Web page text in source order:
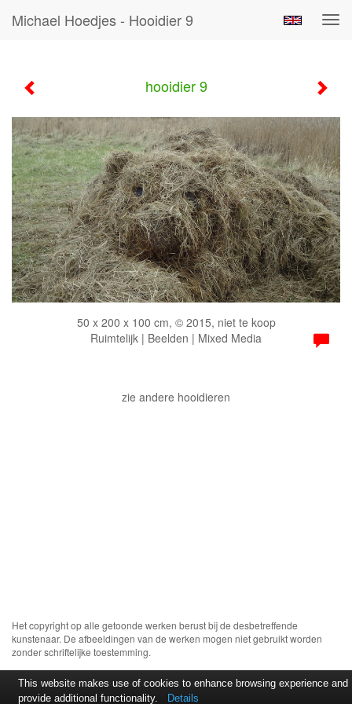
Michael Hoedjes - Hooidier 9
hooidier 9
50 x 200 x 100 cm, © 2015, niet te koop
Ruimtelijk | Beelden | Mixed Media
zie andere hooidieren
Het copyright op alle getoonde werken berust bij de desbetreffende
kunstenaar. De afbeeldingen van de werken mogen niet gebruikt worden
zonder schriftelijke toestemming.
This website makes use of cookies to enhance browsing experience and
provide additional functionality.
Details